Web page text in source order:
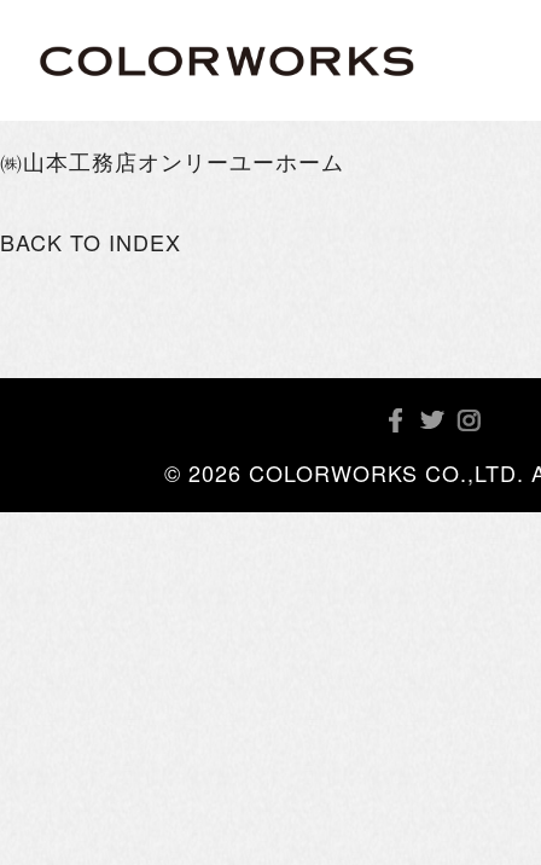
㈱山本工務店オンリーユーホーム
BACK TO INDEX
© 2026 COLORWORKS CO.,LTD.